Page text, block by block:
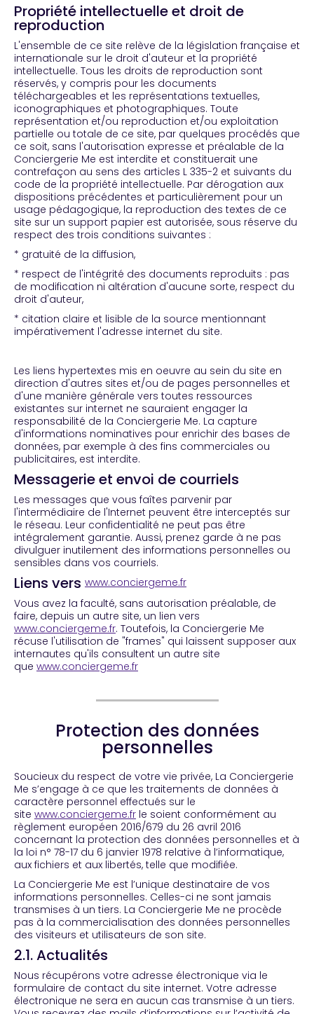
Propriété intellectuelle et droit de
reproduction
L'ensemble de ce site relève de la législation française et
internationale sur le droit d'auteur et la propriété
intellectuelle. Tous les droits de reproduction sont
réservés, y compris pour les documents
téléchargeables et les représentations textuelles,
iconographiques et photographiques. Toute
représentation et/ou reproduction et/ou exploitation
partielle ou totale de ce site, par quelques procédés que
ce soit, sans l'autorisation expresse et préalable de la
Conciergerie Me est interdite et constituerait une
contrefaçon au sens des articles L 335-2 et suivants du
code de la propriété intellectuelle. Par dérogation aux
dispositions précédentes et particulièrement pour un
usage pédagogique, la reproduction des textes de ce
site sur un support papier est autorisée, sous réserve du
respect des trois conditions suivantes :
* gratuité de la diffusion,
* respect de l'intégrité des documents reproduits : pas
de modification ni altération d'aucune sorte, respect du
droit d'auteur,
* citation claire et lisible de la source mentionnant
impérativement l'adresse internet du site.
Les liens hypertextes mis en oeuvre au sein du site en
direction d'autres sites et/ou de pages personnelles et
d'une manière générale vers toutes ressources
existantes sur internet ne sauraient engager la
responsabilité de la Conciergerie Me. La capture
d'informations nominatives pour enrichir des bases de
données, par exemple à des fins commerciales ou
publicitaires, est interdite.
Messagerie et envoi de courriels
Les messages que vous faîtes parvenir par
l'intermédiaire de l'Internet peuvent être interceptés sur
le réseau. Leur confidentialité ne peut pas être
intégralement garantie. Aussi, prenez garde à ne pas
divulguer inutilement des informations personnelles ou
sensibles dans vos courriels.
Liens vers www.conciergeme.fr
Vous avez la faculté, sans autorisation préalable, de
faire, depuis un autre site, un lien vers
www.conciergeme.fr. Toutefois, la Conciergerie Me
récuse l'utilisation de "frames" qui laissent supposer aux
internautes qu'ils consultent un autre site
que www.conciergeme.fr
Protection des données
personnelles
Soucieux du respect de votre vie privée, La Conciergerie
Me s’engage à ce que les traitements de données à
caractère personnel effectués sur le
site www.conciergeme.fr le soient conformément au
règlement européen 2016/679 du 26 avril 2016
concernant la protection des données personnelles et à
la loi n° 78-17 du 6 janvier 1978 relative à l’informatique,
aux fichiers et aux libertés, telle que modifiée.
La Conciergerie Me est l’unique destinataire de vos
informations personnelles. Celles-ci ne sont jamais
transmises à un tiers. La Conciergerie Me ne procède
pas à la commercialisation des données personnelles
des visiteurs et utilisateurs de son site.
2.1. Actualités
Nous récupérons votre adresse électronique via le
formulaire de contact du site internet. Votre adresse
électronique ne sera en aucun cas transmise à un tiers.